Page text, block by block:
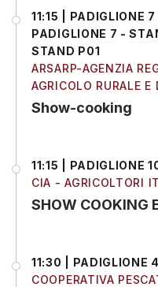
11:15 | PADIGLIONE
PADIGLIONE 7 -
STAND P01
ARSARP-AGENZIA
AGRICOLO RURALE E
Show-cooking
11:15 | PADIGLIONE
CIA - AGRICOLTORI
SHOW COOKING
11:30 | PADIGLIONE
COOPERATIVA